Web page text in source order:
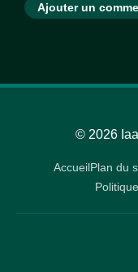
Ajouter un
© 2026
AccueilPlan du